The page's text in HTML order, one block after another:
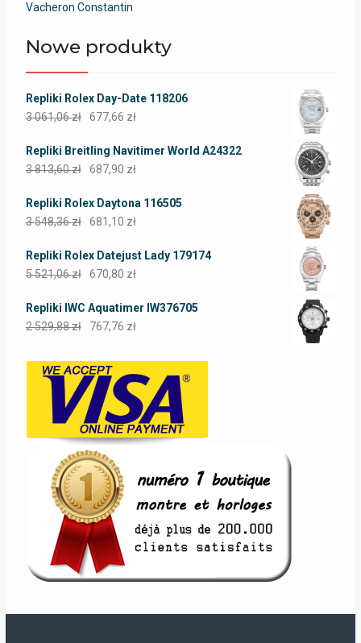
Vacheron Constantin
Nowe produkty
Repliki Rolex Day-Date 118206
3 061,06zł 677,66 zł
Repliki Breitling Navitimer World A24322
3 813,60zł 687,90 zł
Repliki Rolex Daytona 116505
3 548,36zł 681,10 zł
Repliki Rolex Datejust Lady 179174
5 521,06zł 670,80 zł
Repliki IWC Aquatimer IW376705
2 529,88zł 767,76 zł